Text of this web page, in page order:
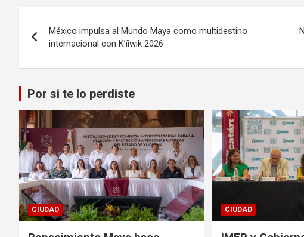
de
entradas
México impulsa al Mundo Maya como multidestino
internacional con K’íiwik 2026
Por si te lo perdiste
CIUDAD CIUDAD